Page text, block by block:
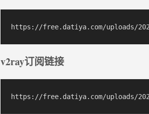
v2ray订阅链接